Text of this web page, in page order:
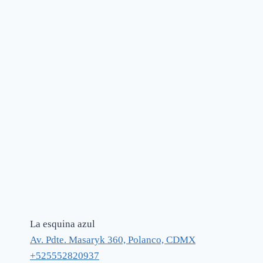
La esquina azul
Av. Pdte. Masaryk 360, Polanco, CDMX
+525552820937